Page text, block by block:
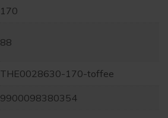
170
88
THE0028630-170-toffee
9900098380354